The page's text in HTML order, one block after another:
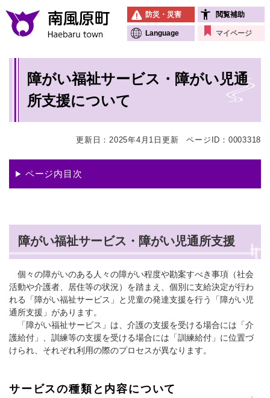
メニューを飛ばして本文へ
防災・災害 閲覧補助
Language マイページ
障がい福祉サービス・障がい児通
所支援について
更新日：2025年4月1日更新 ページID：0003318
ページ内目次
障がい福祉サービス・障がい児通所支援
個々の障がいのある人々の障がい程度や勘案すべき事項（社会
活動や介護者、居住等の状況）を踏まえ、個別に支給決定が行わ
れる「障がい福祉サービス」と児童の発達支援を行う「障がい児
通所支援」があります。
「障がい福祉サービス」は、介護の支援を受ける場合には「介
護給付」、訓練等の支援を受ける場合には「訓練給付」に位置づ
けられ、それぞれ利用の際のプロセスが異なります。
サービスの種類と内容について